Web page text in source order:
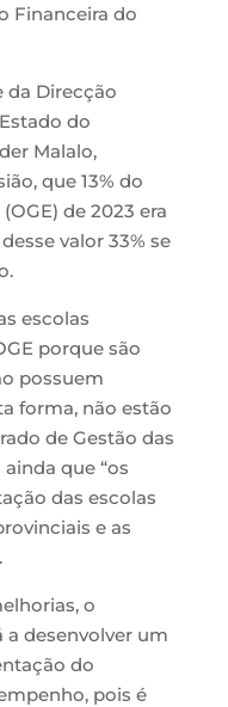
Financeira do
da Direcção
do
Malalo,
que 13% do
de 2023 era
valor 33% se
escolas
porque são
possuem
forma, não estão
de Gestão das
que “os
das escolas
e as
o
a desenvolver um
do
pois é